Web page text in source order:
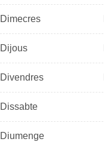
Dimecres
Dijous
Divendres
Dissabte
Diumenge